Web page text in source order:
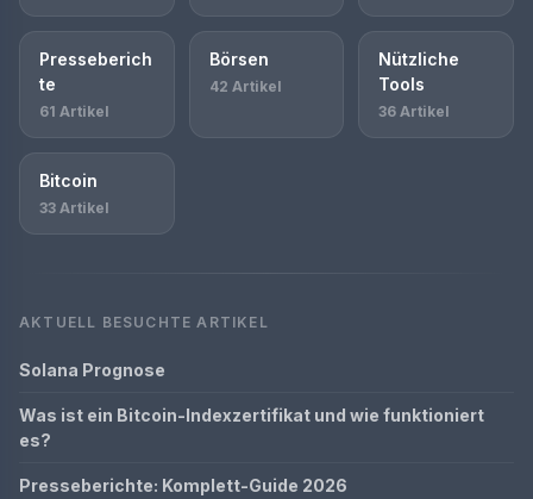
Presseberich
te
61 Artikel
Börsen
42 Artikel
Nützliche
Tools
36 Artikel
Bitcoin
33 Artikel
AKTUELL BESUCHTE ARTIKEL
Solana Prognose
Was ist ein Bitcoin-Indexzertifikat und wie funktioniert
es?
Presseberichte: Komplett-Guide 2026